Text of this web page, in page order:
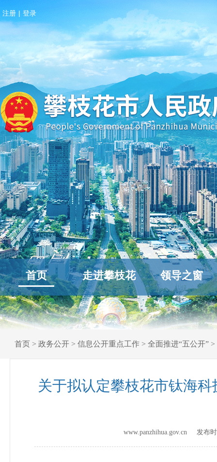
注册 | 登录
首页 走进攀枝花 领导之窗
首页 > 政务公开 > 信息公开重点工作 > 全面推进“五公开” >
关于拟认定攀枝花市钛海
www.panzhihua.gov.cn 发布